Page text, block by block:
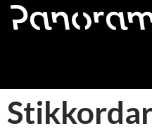
Søk
HOPP